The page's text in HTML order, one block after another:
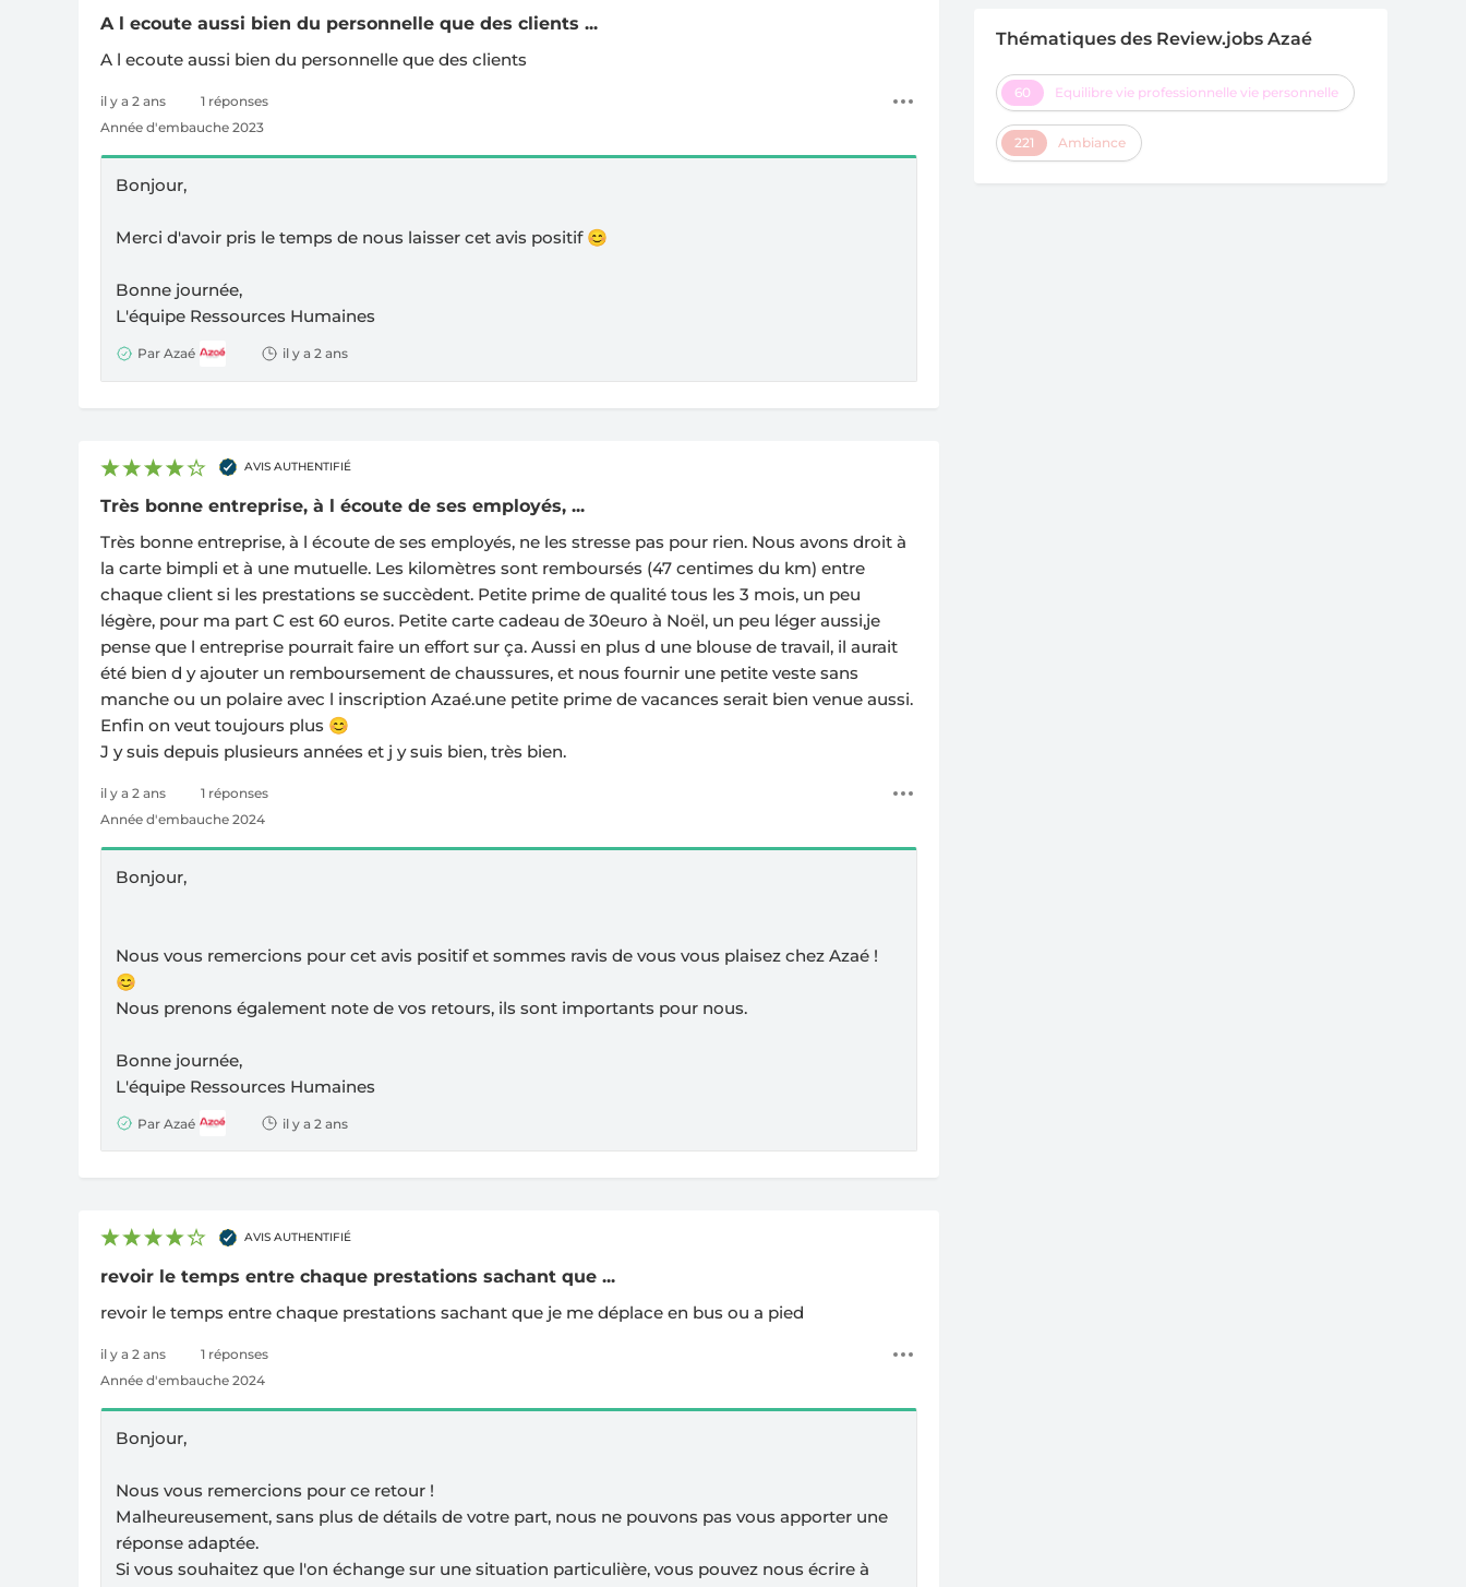
A l ecoute aussi bien du personnelle que des clients ...
A l ecoute aussi bien du personnelle que des clients
il y a 2 ans
1 réponses
Année d'embauche 2023
Bonjour,
Merci d'avoir pris le temps de nous laisser cet avis positif 😊
Bonne journée,
L'équipe Ressources Humaines
Par Azaé il y a 2 ans
AVIS AUTHENTIFIÉ
Très bonne entreprise, à l écoute de ses employés, ...
Très bonne entreprise, à l écoute de ses employés, ne les stresse pas pour rien. Nous avons droit à
la carte bimpli et à une mutuelle. Les kilomètres sont remboursés (47 centimes du km) entre
chaque client si les prestations se succèdent. Petite prime de qualité tous les 3 mois, un peu
légère, pour ma part C est 60 euros. Petite carte cadeau de 30euro à Noël, un peu léger aussi,je
pense que l entreprise pourrait faire un effort sur ça. Aussi en plus d une blouse de travail, il aurait
été bien d y ajouter un remboursement de chaussures, et nous fournir une petite veste sans
manche ou un polaire avec l inscription Azaé.une petite prime de vacances serait bien venue aussi.
Enfin on veut toujours plus 😊
J y suis depuis plusieurs années et j y suis bien, très bien.
il y a 2 ans
1 réponses
Année d'embauche 2024
Bonjour,
Nous vous remercions pour cet avis positif et sommes ravis de vous vous plaisez chez Azaé !
😊
Nous prenons également note de vos retours, ils sont importants pour nous.
Bonne journée,
L'équipe Ressources Humaines
Par Azaé il y a 2 ans
AVIS AUTHENTIFIÉ
revoir le temps entre chaque prestations sachant que ...
revoir le temps entre chaque prestations sachant que je me déplace en bus ou a pied
il y a 2 ans
1 réponses
Année d'embauche 2024
Bonjour,
Nous vous remercions pour ce retour !
Malheureusement, sans plus de détails de votre part, nous ne pouvons pas vous apporter une
réponse adaptée.
Si vous souhaitez que l'on échange sur une situation particulière, vous pouvez nous écrire à
Thématiques des Review.jobs Azaé
60 Equilibre vie professionnelle vie personnelle
221 Ambiance